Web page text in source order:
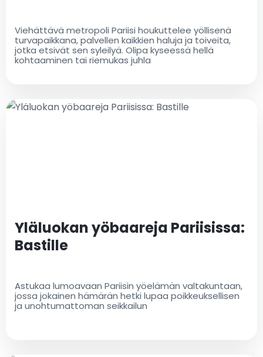
Viehättävä metropoli Pariisi houkuttelee yöllisenä
turvapaikkana, palvellen kaikkien haluja ja toiveita,
jotka etsivät sen syleilyä. Olipa kyseessä hellä
kohtaaminen tai riemukas juhla
Yläluokan yöbaareja Pariisissa:
Bastille
Astukaa lumoavaan Pariisin yöelämän valtakuntaan,
jossa jokainen hämärän hetki lupaa poikkeuksellisen
ja unohtumattoman seikkailun